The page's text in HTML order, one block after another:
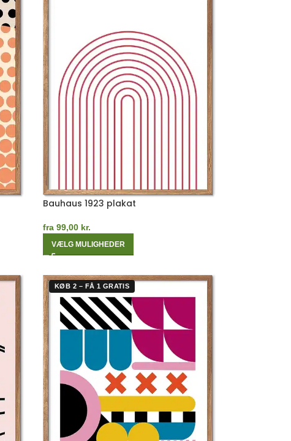
Bauhaus 1923 plakat
fra 99,00 kr.
VÆLG MULIGHEDER
KØB 2 – FÅ 1 GRATIS